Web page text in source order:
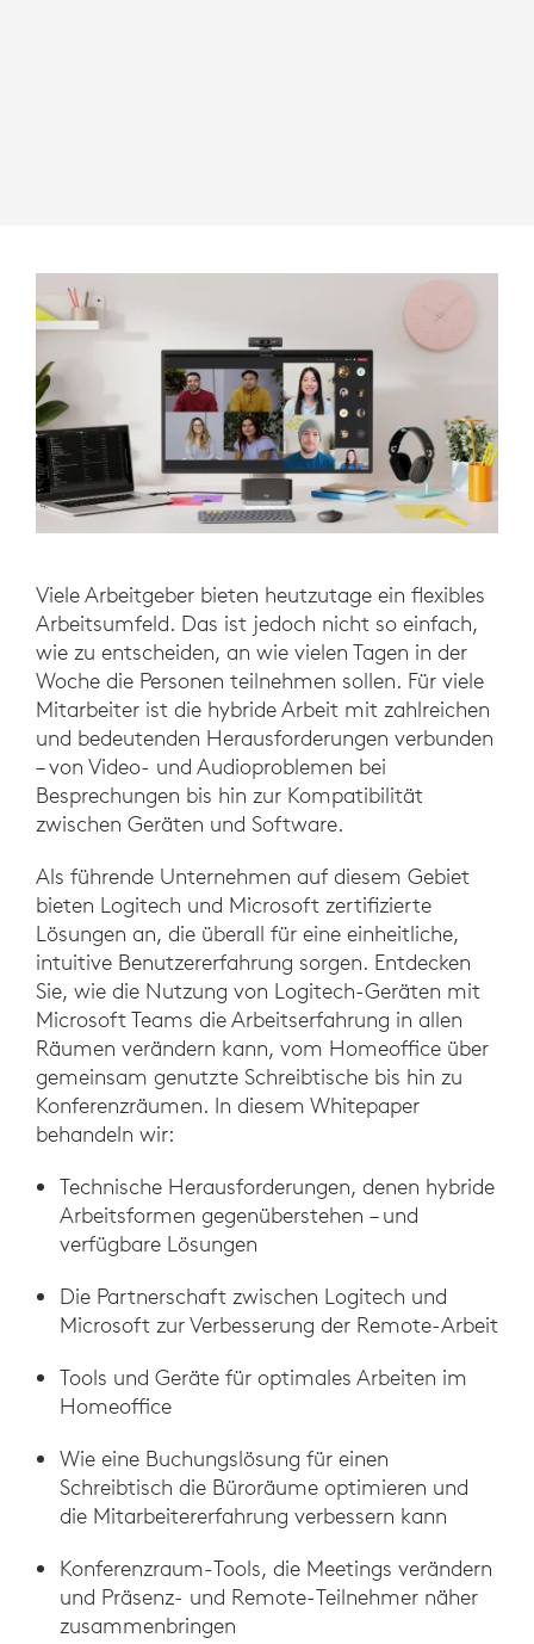
Viele Arbeitgeber bieten heutzutage ein flexibles
Arbeitsumfeld. Das ist jedoch nicht so einfach,
wie zu entscheiden, an wie vielen Tagen in der
Woche die Personen teilnehmen sollen. Für viele
Mitarbeiter ist die hybride Arbeit mit zahlreichen
und bedeutenden Herausforderungen verbunden
– von Video- und Audioproblemen bei
Besprechungen bis hin zur Kompatibilität
zwischen Geräten und Software.
Als führende Unternehmen auf diesem Gebiet
bieten Logitech und Microsoft zertifizierte
Lösungen an, die überall für eine einheitliche,
intuitive Benutzererfahrung sorgen. Entdecken
Sie, wie die Nutzung von Logitech-Geräten mit
Microsoft Teams die Arbeitserfahrung in allen
Räumen verändern kann, vom Homeoffice über
gemeinsam genutzte Schreibtische bis hin zu
Konferenzräumen. In diesem Whitepaper
behandeln wir:
Technische Herausforderungen, denen hybride
Arbeitsformen gegenüberstehen – und
verfügbare Lösungen
Die Partnerschaft zwischen Logitech und
Microsoft zur Verbesserung der Remote-Arbeit
Tools und Geräte für optimales Arbeiten im
Homeoffice
Wie eine Buchungslösung für einen
Schreibtisch die Büroräume optimieren und
die Mitarbeitererfahrung verbessern kann
Konferenzraum-Tools, die Meetings verändern
und Präsenz- und Remote-Teilnehmer näher
zusammenbringen